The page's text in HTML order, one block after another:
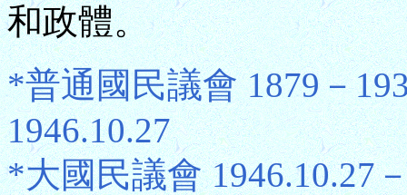
和政體。
*普通國民議會 1879－
1946.10.27
*大國民議會 1946.10.27